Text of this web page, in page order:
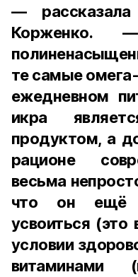
— рассказала
Корженко.
те самые
ежедневном
икра
продуктом, а
рационе
весьма
что он ещё
усвоиться
условии
витаминами